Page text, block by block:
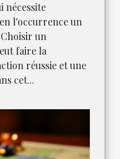
nécessite
l'occurrence un
un
faire la
réussie et une
cet...